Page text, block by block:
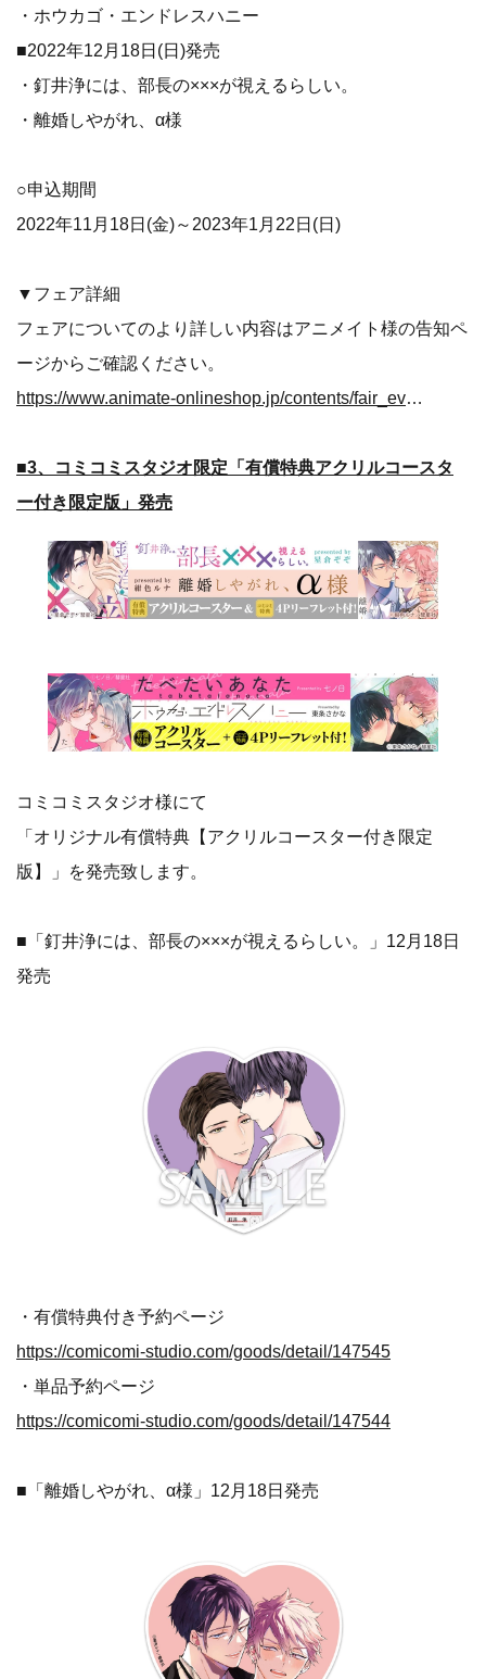
・ホウカゴ・エンドレスハニー
■2022年12月18日(日)発売
・釘井浄には、部長の×××が視えるらしい。
・離婚しやがれ、α様
○申込期間
2022年11月18日(金)～2023年1月22日(日)
▼フェア詳細
フェアについてのより詳しい内容はアニメイト様の告知ペ
ージからご確認ください。
https://www.animate-onlineshop.jp/contents/fair_event/detail.php?id=108121
■3、コミコミスタジオ限定「有償特典アクリルコースタ
ー付き限定版」発売
コミコミスタジオ様にて
「オリジナル有償特典【アクリルコースター付き限定
版】」を発売致します。
■「釘井浄には、部長の×××が視えるらしい。」12月18日
発売
・有償特典付き予約ページ
https://comicomi-studio.com/goods/detail/147545
・単品予約ページ
https://comicomi-studio.com/goods/detail/147544
■「離婚しやがれ、α様」12月18日発売